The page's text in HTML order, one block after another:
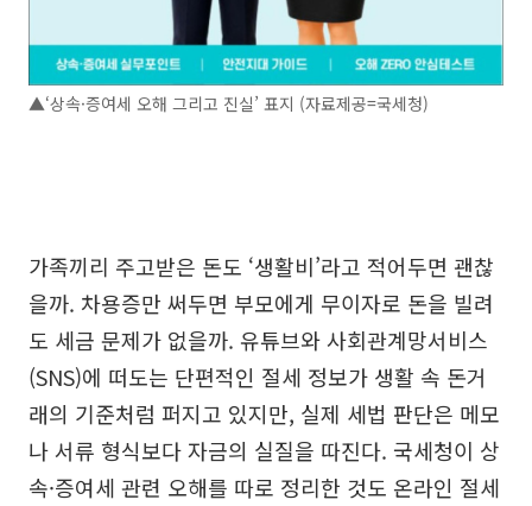
▲‘상속·증여세 오해 그리고 진실’ 표지 (자료제공=국세청)
가족끼리 주고받은 돈도 ‘생활비’라고 적어두면 괜찮
을까. 차용증만 써두면 부모에게 무이자로 돈을 빌려
도 세금 문제가 없을까. 유튜브와 사회관계망서비스
(SNS)에 떠도는 단편적인 절세 정보가 생활 속 돈거
래의 기준처럼 퍼지고 있지만, 실제 세법 판단은 메모
나 서류 형식보다 자금의 실질을 따진다. 국세청이 상
속·증여세 관련 오해를 따로 정리한 것도 온라인 절세